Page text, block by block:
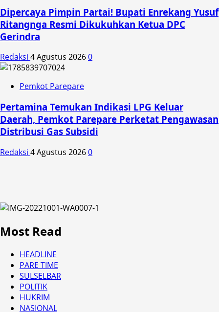
Dipercaya Pimpin Partai! Bupati Enrekang Yusuf
Ritangnga Resmi Dikukuhkan Ketua DPC
Gerindra
Redaksi 4 Agustus 20260
Pemkot Parepare
Pertamina Temukan Indikasi LPG Keluar
Daerah, Pemkot Parepare Perketat Pengawasan
Distribusi Gas Subsidi
Redaksi 4 Agustus 20260
Most Read
HEADLINE
PARE TIME
SULSELBAR
POLITIK
HUKRIM
NASIONAL